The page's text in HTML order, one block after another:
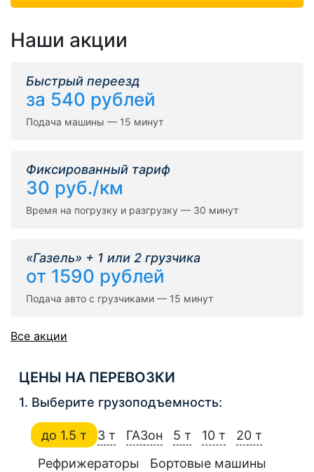
Наши акции
Быстрый переезд
за 540 рублей
Подача машины — 15 минут
Фиксированный тариф
30 руб./км
Время на погрузку и разгрузку — 30 минут
«Газель» + 1 или 2 грузчика
от 1590 рублей
Подача авто с грузчиками — 15 минут
Все акции
ЦЕНЫ НА ПЕРЕВОЗКИ
1. Выберите грузоподъемность:
до 1.5 т 3 т ГАЗон 5 т 10 т
20 т
Рефрижераторы
Бортовые машины